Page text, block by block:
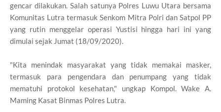
gencar dilakukan. Salah satunya Polres Luwu Utara bersama
Komunitas Lutra termasuk Senkom Mitra Polri dan Satpol PP
yang rutin menggelar operasi Yustisi hingga hari ini yang
dimulai sejak Jumat (18/09/2020).
"Kita menindak masyarakat yang tidak memakai masker,
termasuk para pengendara dan penumpang yang tidak
mematuhi protokol kesehatan," ungkap Kompol. Wake A.
Maming Kasat Binmas Polres Lutra.